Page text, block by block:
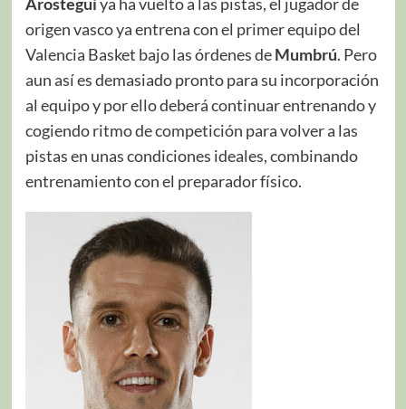
origen vasco ya entrena con el primer equipo del
Valencia Basket bajo las órdenes deMumbrú. Pero
aun así es demasiado pronto para su incorporación
al equipo y por ello deberá continuar entrenando y
cogiendo ritmo de competición para volver a las
pistas en unas condiciones ideales, combinando
entrenamiento con el preparador físico.